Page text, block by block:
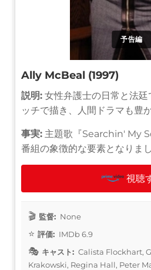
予告編
Ally McBeal (1997)
説明: 女性弁護士の日常と法
ッチで描き、人間ドラマも豊か
事実: 主題歌『Searchin' My
番組の象徴的な要素となりまし
視聴
監督: None
評価: IMDb 6.9
キャスト: Calista Flockhart,
Krakowski, Regina Hall, Peter